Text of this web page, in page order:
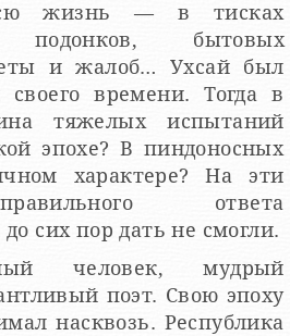
жизнь — в тисках
подонков, бытовых
и жалоб… Ухсай был
времени. Тогда в
тяжелых испытаний
На эти
ответа
сих пор дать не смогли.
человек, мудрый
поэт. Свою эпоху
насквозь. Республика